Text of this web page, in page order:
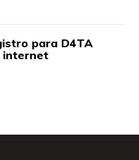
para D4TA
internet